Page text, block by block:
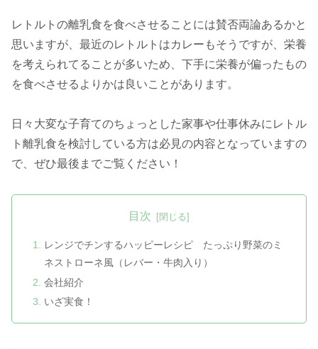
レトルトの離乳食を食べさせることには賛否両論あるかと
思いますが、最近のレトルトはカレーもそうですが、栄養
を考えられてることが多いため、下手に栄養が偏ったもの
を食べさせるよりかは良いことがあります。
日々大変な子育てのちょっとした家事や仕事休みにレトル
ト離乳食を検討している方は必見の内容となっていますの
で、ぜひ最後までご覧ください！
目次
レンジでチンするハッピーレシピ たっぷり野菜のミ
ネストローネ風（レバー・牛肉入り）
会社紹介
いざ実食！